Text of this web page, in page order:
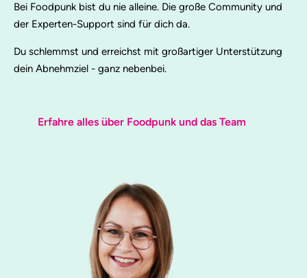
Bei Foodpunk bist du nie alleine. Die große Community und
der Experten-Support sind für dich da.
Du schlemmst und erreichst mit großartiger Unterstützung
dein Abnehmziel - ganz nebenbei.
Erfahre alles über Foodpunk und das Team